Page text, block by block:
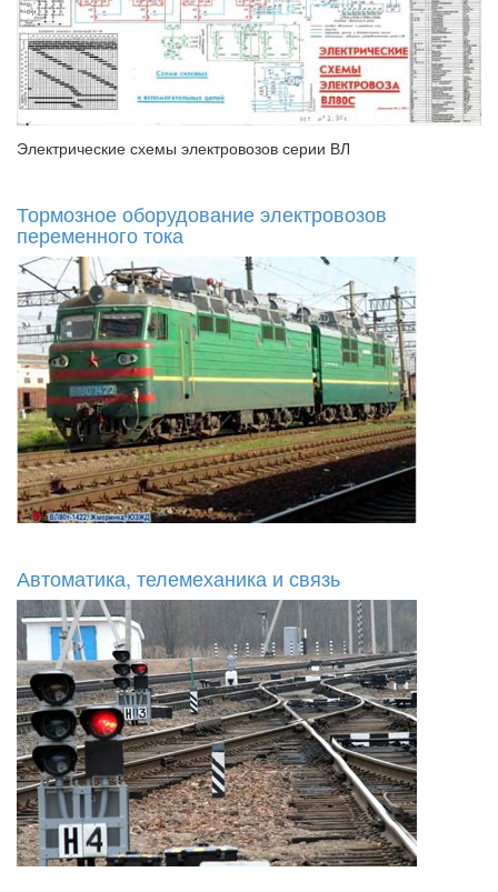
Электрические схемы электровозов серии ВЛ
Тормозное оборудование электровозов
переменного тока
Автоматика, телемеханика и связь